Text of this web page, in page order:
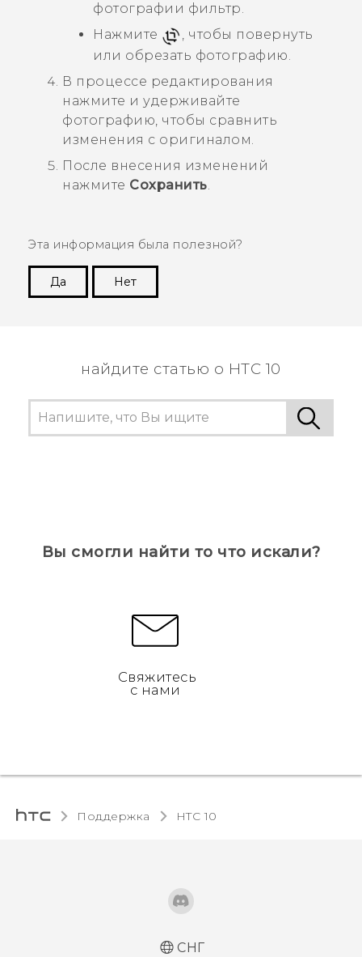
фотографии фильтр.
Нажмите
, чтобы повернуть
или обрезать фотографию.
В процессе редактирования
нажмите и удерживайте
фотографию, чтобы сравнить
изменения с оригиналом.
После внесения изменений
нажмите Сохранить
Эта информация была полезной?
Да
Нет
найдите статью о HTC 10
Вы смогли найти то что искали?
Свяжитесь
с нами
Поддержка HTC 10‎
СНГ